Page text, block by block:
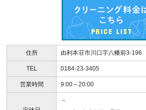
住所 由利本荘市川口字八幡前3-196
TEL 0184-23-3405
営業時間 9:00～20:00
－